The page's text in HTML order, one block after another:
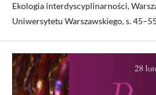
Ekologia interdyscyplinarności,
Uniwersytetu Warszawskiego, s.